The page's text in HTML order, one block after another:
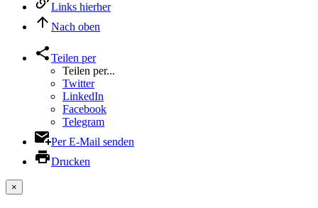
Links hierher
Nach oben
Teilen per
Teilen per...
Twitter
LinkedIn
Facebook
Telegram
Per E-Mail senden
Drucken
×